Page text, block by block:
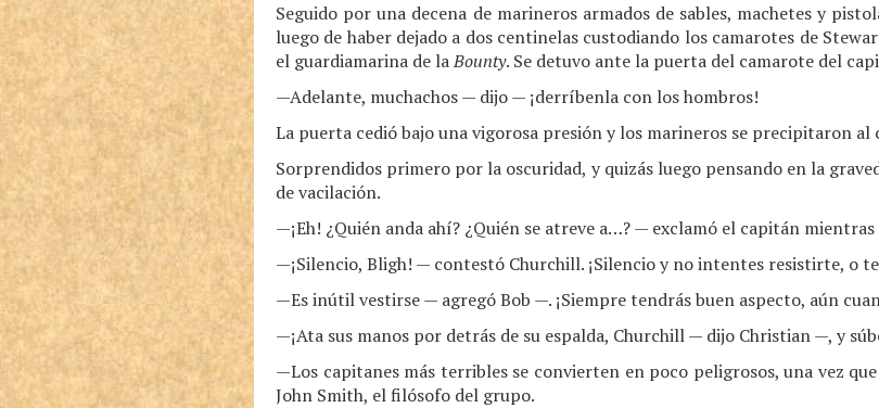
Seguido por una decena de marineros armados de sables, machetes y
luego de haber dejado a dos centinelas custodiando los camarotes de
el guardiamarina de laBounty. Se detuvo ante la puerta del camarote del
—Adelante, muchachos — dijo — ¡derríbenla con los hombros!
La puerta cedió bajo una vigorosa presión y los marineros se precipitaron al
Sorprendidos primero por la oscuridad, y quizás luego pensando en la
de vacilación.
—¡Eh! ¿Quién anda ahí? ¿Quién se atreve a…? — exclamó el capitán mientras
—¡Silencio, Bligh! — contestó Churchill. ¡Silencio y no intentes resistirte, o
—Es inútil vestirse — agregó Bob —. ¡Siempre tendrás buen aspecto, aún
—¡Ata sus manos por detrás de su espalda, Churchill — dijo Christian —, y
—Los capitanes más terribles se convierten en poco peligrosos, una vez
John Smith, el filósofo del grupo.